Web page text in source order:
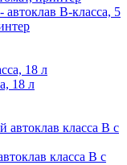
B-класса, 5
18 л
класса B с